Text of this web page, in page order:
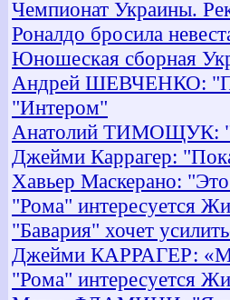
Чемпионат Украины.
Роналдо бросила
Юношеская сборная
Андрей ШЕВЧЕНКО:
"Интером"
Анатолий ТИМОЩУК:
Джейми Каррагер:
Хавьер Маскерано:
"Рома" интересуется
"Бавария" хочет
Джейми КАРРАГЕР:
"Рома" интересуется